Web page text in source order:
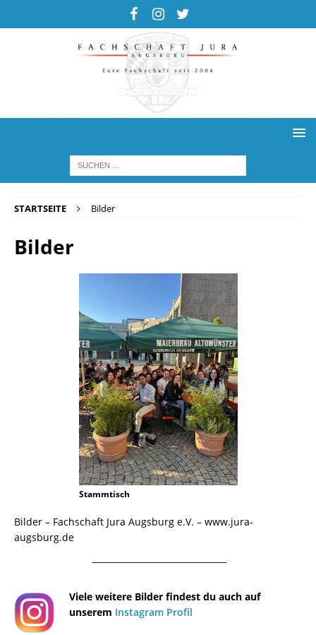
STARTSEITE Bilder
Bilder
Stammtisch
Bilder – Fachschaft Jura Augsburg e.V. – www.jura-
augsburg.de
¯¯¯¯¯¯¯¯¯¯¯¯¯¯¯¯¯¯¯¯¯¯¯¯¯¯¯¯¯¯¯¯¯¯¯¯¯¯
Viele weitere Bilder findest du auch auf
unserem Instagram Profil